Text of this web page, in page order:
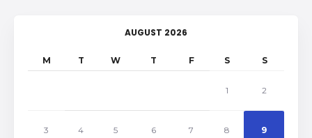
AUGUST 2026
M T W T F S S
1 2
3 4 5 6 7 8 9